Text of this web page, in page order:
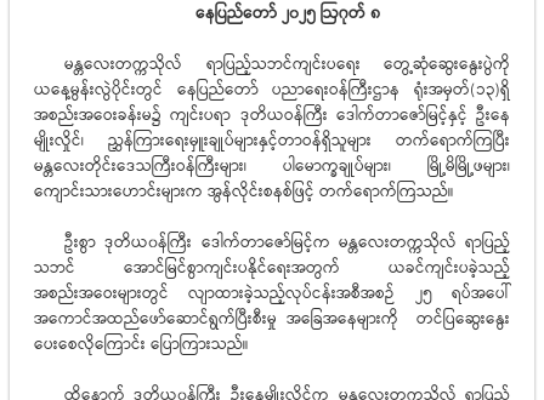
နေပြည်တော် ၂၀၂၅ ဩဂုတ် ၈
မန္တလေးတက္ကသိုလ် ရာပြည့်သဘင်ကျင်းပရေး တွေ့ဆုံဆွေးနွေးပွဲကို
ယနေ့မွန်းလွဲပိုင်းတွင် နေပြည်တော် ပညာရေးဝန်ကြီးဌာန ရုံးအမှတ်(၁၃)ရှိ
အစည်းအဝေးခန်းမ၌ ကျင်းပရာ ဒုတိယဝန်ကြီး ဒေါက်တာဇော်မြင့်နှင့် ဦးနေ
မျိုးလှိုင်၊ ညွှန်ကြားရေးမှူးချုပ်များနှင့်တာဝန်ရှိသူများ တက်ရောက်ကြပြီး
မန္တလေးတိုင်းဒေသကြီးဝန်ကြီးများ၊ ပါမောက္ခချုပ်များ၊ မြို့မိမြို့ဖများ၊
ကျောင်းသား‌ဟောင်းများက အွန်လိုင်းစနစ်ဖြင့် တက်ရောက်ကြသည်။
ဦးစွာ ဒုတိယ၀န်ကြီး ဒေါက်တာဇော်မြင့်က မန္တလေးတက္ကသိုလ် ရာပြည့်
သဘင် အောင်မြင်စွာကျင်းပနိုင်ရေးအတွက် ယခင်ကျင်းပခဲ့သည့်
အစည်းအဝေးများတွင် လျာထားခဲ့သည့်လုပ်ငန်းအစီအစဉ် ၂၅ ရပ်အပေါ်
အကောင်အထည်ဖော်ဆောင်ရွက်ပြီးစီးမှု အခြေအနေများကို တင်ပြဆွေးနွေး
ပေးစေလိုကြောင်း ပြောကြားသည်။